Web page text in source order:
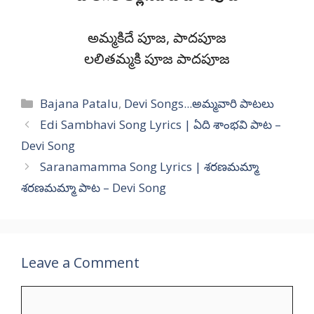
అమ్మకిదే పూజ, పాదపూజ
లలితమ్మకి పూజ పాదపూజ
Categories
Bajana Patalu, Devi Songs...అమ్మవారి పాటలు
Edi Sambhavi Song Lyrics | ఏది శాంభవి పాట –
Devi Song
Saranamamma Song Lyrics | శరణమమ్మా
శరణమమ్మా పాట – Devi Song
Leave a Comment